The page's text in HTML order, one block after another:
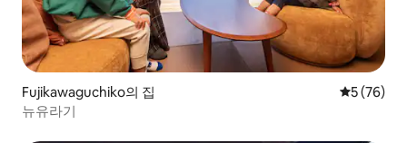
Fujikawaguchiko의 집 평점 5점(5
5 (76)
뉴유라기